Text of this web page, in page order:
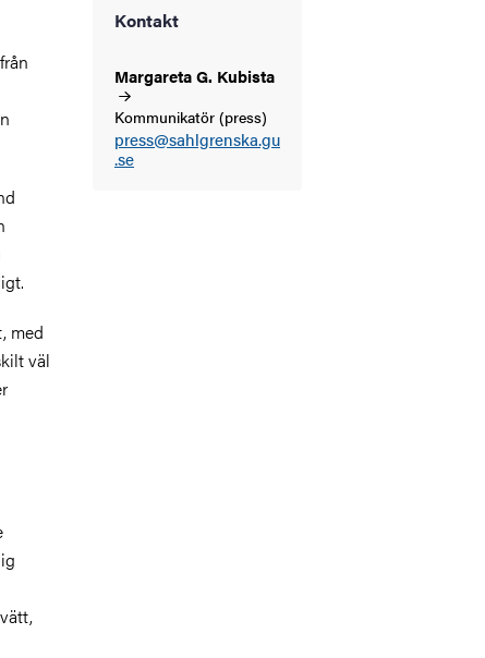
Kontakt
Margareta G. Kubista
Kommunikatör (press)
press@sahlgrenska.gu
.se
med
väl